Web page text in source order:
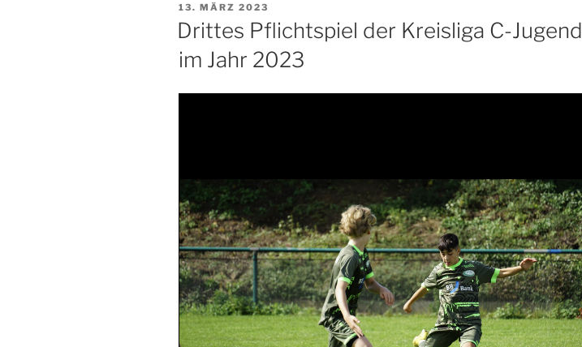
Kreisliga
in
VERÖFFENTLICHT
AM
13. MÄRZ 2023
Drittes Pflichtspiel der Kreisliga C-Jugend
im Jahr 2023